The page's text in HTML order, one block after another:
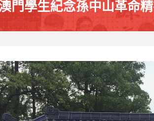
門學生紀念孫中山革命